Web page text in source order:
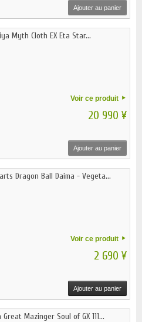
Ajouter au panier
Myth Cloth EX Eta Star...
Voir ce produit
20 990 ¥
Ajouter au panier
Dragon Ball Daima - Vegeta...
Voir ce produit
2 690 ¥
Ajouter au panier
Great Mazinger Soul of GX 111...